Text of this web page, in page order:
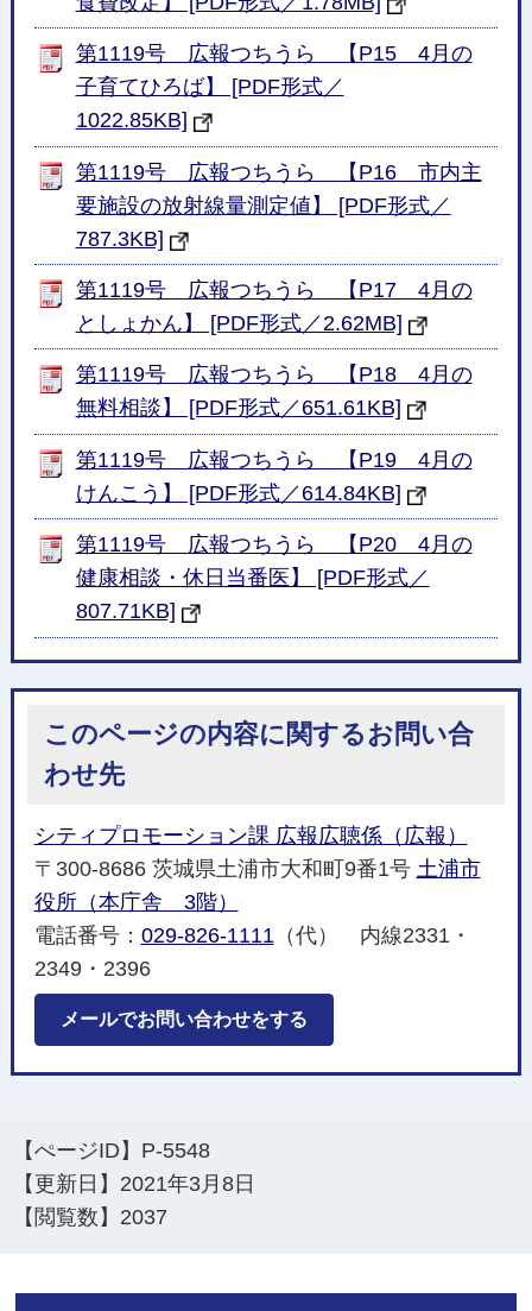
第1119号 広報つちうら 【P15 4月の
子育てひろば】 [PDF形式／
1022.85KB]
第1119号 広報つちうら 【P16 市内主
要施設の放射線量測定値】 [PDF形式／
787.3KB]
第1119号 広報つちうら 【P17 4月の
としょかん】 [PDF形式／2.62MB]
第1119号 広報つちうら 【P18 4月の
無料相談】 [PDF形式／651.61KB]
第1119号 広報つちうら 【P19 4月の
けんこう】 [PDF形式／614.84KB]
第1119号 広報つちうら 【P20 4月の
健康相談・休日当番医】 [PDF形式／
807.71KB]
このページの内容に関するお問い合
わせ先
シティプロモーション課 広報広聴係（広報）
〒300-8686 茨城県土浦市大和町9番1号 土浦市
役所（本庁舎 3階）
電話番号： 029-826-1111 （代） 内線2331・
2349・2396
メールでお問い合わせをする
【ぺージID】 P-5548
【更新日】 2021年3月8日
【閲覧数】 2037